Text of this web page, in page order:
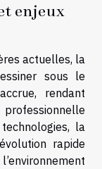
enjeux
actuelles, la
sous le
rendant
la
rapide